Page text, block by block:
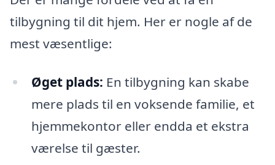
tilbygning til dit hjem. Her er nogle af de
mest væsentlige:
Øget plads: En tilbygning kan skabe
mere plads til en voksende familie, et
hjemmekontor eller endda et ekstra
værelse til gæster.